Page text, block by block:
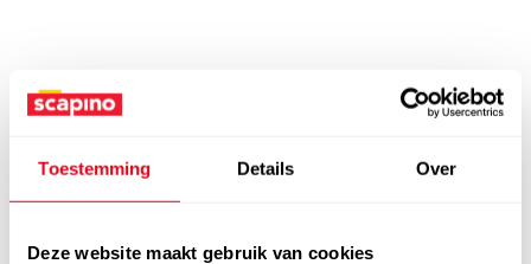
Toestemming Details Over
Deze website maakt gebruik van cookies